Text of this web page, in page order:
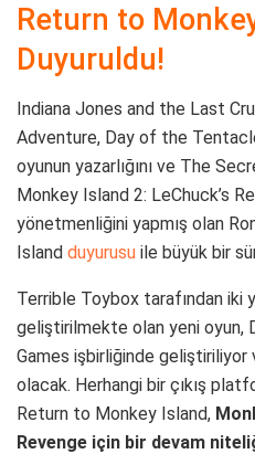
Return to
Duyuruldu!
Indiana Jones and the Last
Adventure, Day of the
oyunun yazarlığını ve The
Monkey Island 2: LeChuck’s
yönetmenliğini yapmış olan
Island duyurusu ile büyük bir
Terrible Toybox tarafından iki
geliştirilmekte olan yeni oyun,
Games işbirliğinde geliştiriliyor
olacak. Herhangi bir çıkış
Return to Monkey Island,
Revenge için bir devam